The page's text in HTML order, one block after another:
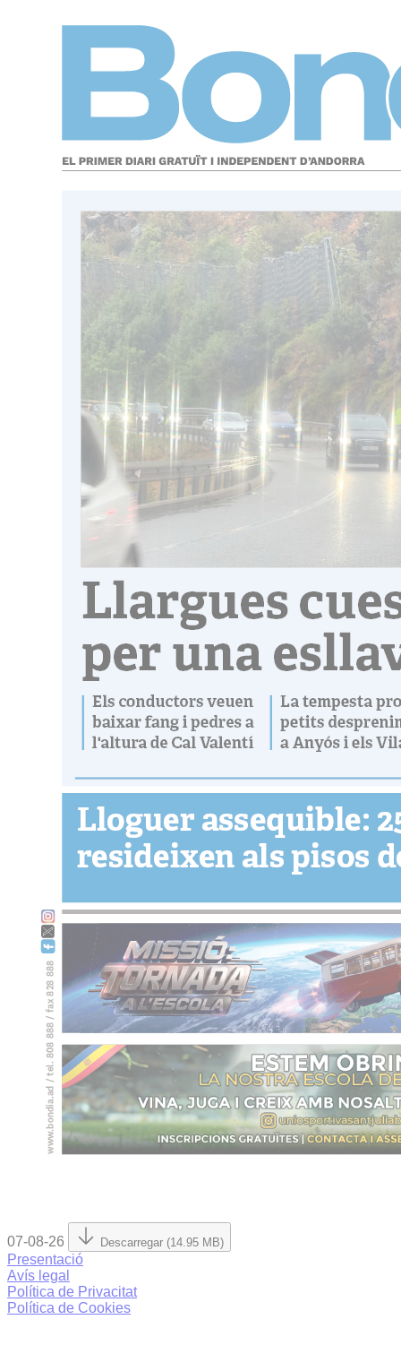
07-08-26 Descarregar (14.95 MB)
Presentació
Avís legal
Política de Privacitat
Política de Cookies